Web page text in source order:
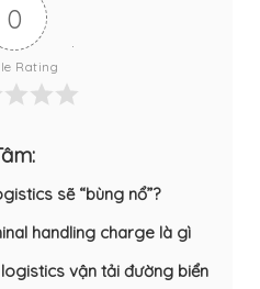
0
Rating
sẽ “bùng nổ”?
handling charge là gì
vận tải đường biển